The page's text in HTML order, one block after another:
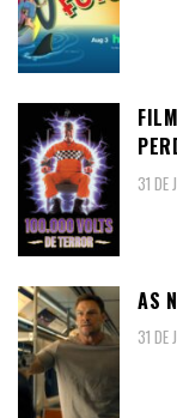
31 DE
AS
31 DE